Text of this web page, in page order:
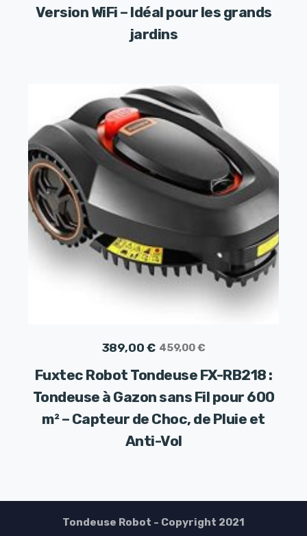
Version WiFi – Idéal pour les grands
jardins
Fuxtec Robot Tondeuse FX-RB218 :
Tondeuse à Gazon sans Fil pour 600
m² – Capteur de Choc, de Pluie et
Anti-Vol
459,00€
Le
prix
459,00 €.
389,00€Le
prix
389,00 €.
Tondeuse Robot - Copyright 2021